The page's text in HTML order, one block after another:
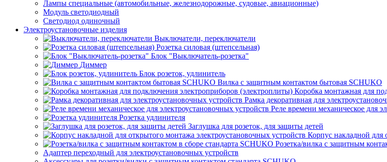
Лампы специальные (автомобильные, железнодорожные, судовые, авиационные)
Модуль светодиодный
Светодиод одиночный
Электроустановочные изделия
Выключатели, переключатели
Розетка силовая (штепсельная)
Блок "Выключатель-розетка"
Диммер
Блок розеток, удлинитель
Вилка с защитным контактом бытовая SCHUKO
Коробка монтажная для
Рамка декоративная для
Реле времени механическое для
Розетка удлинителя
Заглушка для розеток, для защиты детей
Корпус накладной для
Розетка/вилка с защитным
Адаптер переходный для электроустановочных устройств